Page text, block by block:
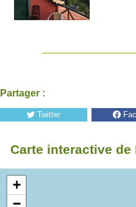
Partager :
Twitter
Carte interactive de
+
−